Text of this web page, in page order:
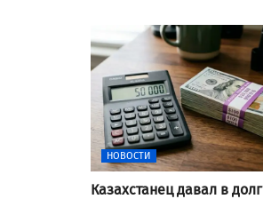
НОВОСТИ
Казахстанец давал в долг